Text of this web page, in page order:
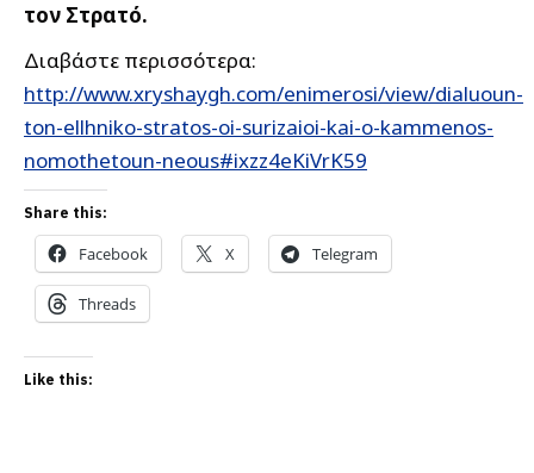
τον Στρατό.
Διαβάστε περισσότερα:
http://www.xryshaygh.com/enimerosi/view/dialuoun-
ton-ellhniko-stratos-oi-surizaioi-kai-o-kammenos-
nomothetoun-neous#ixzz4eKiVrK59
Share this:
Facebook X Telegram
Threads
Like this: